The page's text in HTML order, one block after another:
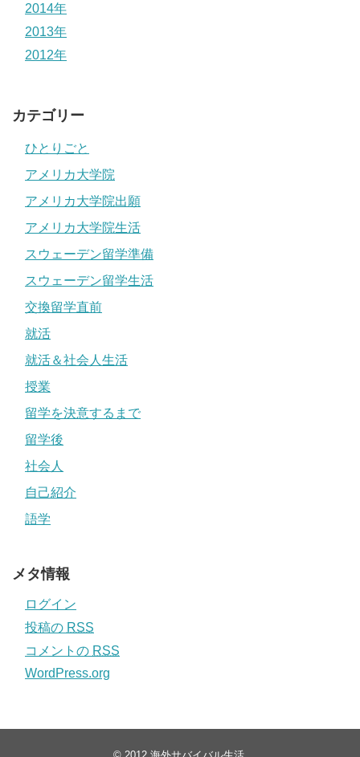
2014年
2013年
2012年
カテゴリー
ひとりごと
アメリカ大学院
アメリカ大学院出願
アメリカ大学院生活
スウェーデン留学準備
スウェーデン留学生活
交換留学直前
就活
就活＆社会人生活
授業
留学を決意するまで
留学後
社会人
自己紹介
語学
メタ情報
ログイン
投稿の RSS
コメントの RSS
WordPress.org